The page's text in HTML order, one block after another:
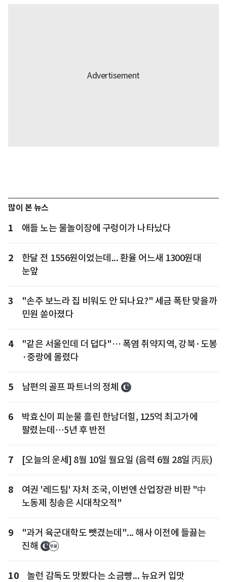
많이 본 뉴스
1 애들 노는 물놀이장에 구렁이가 나타났다
2
한달 전 1556원이었는데... 환율 어느새 1300원대
눈앞
3
"손주 보느라 집 비워도 안 되나요?" 세금 폭탄 맞을까
민원 쏟아졌다
4
"같은 서울인데 더 덥다"… 폭염 취약지역, 강북·도봉
·중랑에 몰렸다
5 남편의 골프 파트너의 정체
6
박효신이 피눈물 흘린 한남더힐, 125억 최고가에
팔렸는데…5년 후 반전
7 [오늘의 운세] 8월 10일 월요일 (음력 6월 28일 丙辰)
8
여권 '레드팀' 자처 조국, 이번엔 산업장관 비판 "中
노동제 칭송은 시대착오적"
9
"과거 육군대학도 뺏겼는데"... 해사 이전에 들끓는
진해
10
놀런 감독도 맛봤다는 소금빵... 뉴요커 입맛